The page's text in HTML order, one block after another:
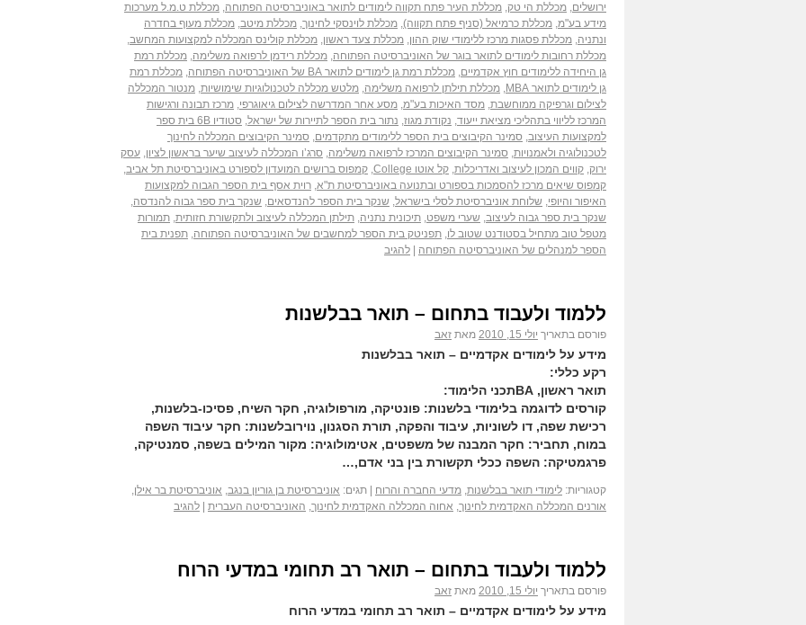
ירושלים, מכללת הי טק, מכללת העיר פתח תקווה לימודים לתואר באוניברסיטה הפתוחה, מכללת ט.מ.ל מערכות
מידע בע"מ, מכללת כרמיאל (סניף פתח תקווה), מכללת לוינסקי לחינוך, מכללת מיטב, מכללת מעוף בחדרה
ונתניה, מכללת פסגות מרכז ללימודי שוק ההון, מכללת צעד ראשון, מכללת קולינס המכללה למקצועות המחשב,
מכללת רחובות לימודים לתואר בוגר של האוניברסיטה הפתוחה, מכללת רידמן לרפואה משלימה, מכללת רמת
גן היחידה ללימודים חוץ אקדמיים, מכללת רמת גן לימודים לתואר BA של האוניברסיטה הפתוחה , מכללת רמת
גן לימודים לתואר MBA
, מכללת תילתן לרפואה משלימה, מלטש מכללה לטכנולוגיות שימושיות, מנטור המכללה
לצילום וגרפיקה ממוחשבת, מסד האיכות בע"מ, מסע אחר המדרשה לצילום גיאוגרפי, מרכז תבונה ורגישות
המרכז לליווי בתהליכי מציאת ייעוד, נקודת מגוז, נתור בית הספר לתיירות של ישראל,
סטודיו 6B בית ספר
למקצועות העיצוב, סמינר הקיבוצים בית הספר ללימודים מתקדמים, סמינר הקיבוצים המכללה לחינוך
לטכנולוגיה ולאמנויות, סמינר הקיבוצים המרכז לרפואה משלימה, סרג’ו המכללה לעיצוב שיער בראשון לציון, עסק
ירוק, קווים המכון לעיצוב ואדריכלות, קל אוטו College , קמפוס ברושים המועדון לספורט באוניברסיטת תל אביב,
קמפוס שיאים מרכז להסמכות בספורט ובתנועה באוניברסיטת ת"א, רוית אסף בית הספר הגבוה למקצועות
האיפור והיופי, שלוחת אוניברסיטת לסלי בישראל, שנקר בית הספר להנדסאים, שנקר בית ספר גבוה להנדסה,
שנקר בית ספר גבוה לעיצוב, שערי משפט, תיכונית נתניה, תילתן המכללה לעיצוב ולתקשורת חזותית, תמורות
מטפל טוב מתחיל בסטודנט שטוב לו, תפניטק בית הספר למחשבים של האוניברסיטה הפתוחה, תפנית בית
הספר למנהלים של האוניברסיטה הפתוחה
להגיב
ללמוד ולעבוד בתחום – תואר בבלשנות
פורסם בתאריך יולי 15, 2010 מאת זאב
מידע על לימודים אקדמיים – תואר בבלשנות
רקע כללי:
תואר ראשון, BAתכני הלימוד:
קורסים לדוגמה בלימודי בלשנות: פונטיקה, מורפולוגיה, חקר השיח, פסיכו-בלשנות,
רכישת שפה, דו לשוניות, עיבוד והפקה, תורת הסגנון, נוירובלשנות: חקר עיבוד השפה
במוח, תחביר: חקר המבנה של משפטים, אטימולוגיה: מקור המילים בשפה, סמנטיקה,
פרגמטיקה: השפה ככלי תקשורת בין בני אדם,…
קטגוריות: לימודי תואר בבלשנות, מדעי החברה והרוח תגים: אוניברסיטת בן גוריון בנגב, אוניברסיטת בר אילן,
אורנים המכללה האקדמית לחינוך, אחוה המכללה האקדמית לחינוך, האוניברסיטה העברית להגיב
ללמוד ולעבוד בתחום – תואר רב תחומי במדעי הרוח
פורסם בתאריך יולי 15, 2010 מאת זאב
מידע על לימודים אקדמיים – תואר רב תחומי במדעי הרוח